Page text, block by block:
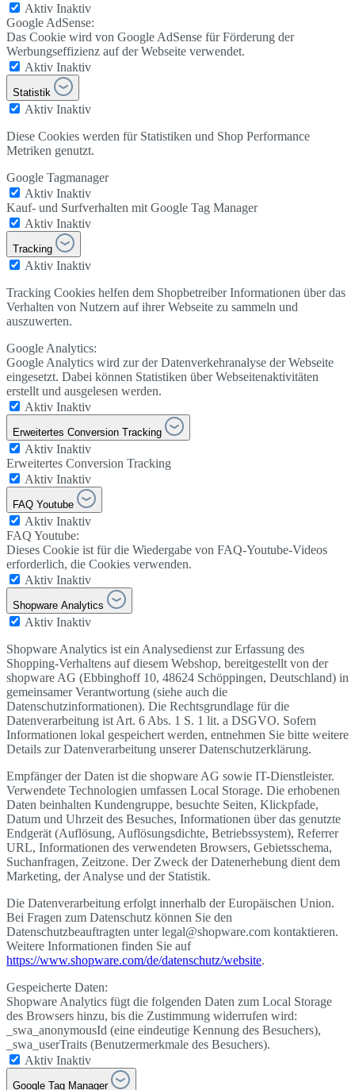
Aktiv Inaktiv
Google AdSense:
Das Cookie wird von Google AdSense für Förderung der
Werbungseffizienz auf der Webseite verwendet.
Aktiv Inaktiv
Statistik
Aktiv Inaktiv
Diese Cookies werden für Statistiken und Shop Performance
Metriken genutzt.
Google Tagmanager
Aktiv Inaktiv
Kauf- und Surfverhalten mit Google Tag Manager
Aktiv Inaktiv
Tracking
Aktiv Inaktiv
Tracking Cookies helfen dem Shopbetreiber Informationen über das
Verhalten von Nutzern auf ihrer Webseite zu sammeln und
auszuwerten.
Google Analytics:
Google Analytics wird zur der Datenverkehranalyse der Webseite
eingesetzt. Dabei können Statistiken über Webseitenaktivitäten
erstellt und ausgelesen werden.
Aktiv Inaktiv
Erweitertes Conversion Tracking
Aktiv Inaktiv
Erweitertes Conversion Tracking
Aktiv Inaktiv
FAQ Youtube
Aktiv Inaktiv
FAQ Youtube:
Dieses Cookie ist für die Wiedergabe von FAQ-Youtube-Videos
erforderlich, die Cookies verwenden.
Aktiv Inaktiv
Shopware Analytics
Aktiv Inaktiv
Shopware Analytics ist ein Analysedienst zur Erfassung des
Shopping-Verhaltens auf diesem Webshop, bereitgestellt von der
shopware AG (Ebbinghoff 10, 48624 Schöppingen, Deutschland) in
gemeinsamer Verantwortung (siehe auch die
Datenschutzinformationen). Die Rechtsgrundlage für die
Datenverarbeitung ist Art. 6 Abs. 1 S. 1 lit. a DSGVO. Sofern
Informationen lokal gespeichert werden, entnehmen Sie bitte weitere
Details zur Datenverarbeitung unserer Datenschutzerklärung.
Empfänger der Daten ist die shopware AG sowie IT-Dienstleister.
Verwendete Technologien umfassen Local Storage. Die erhobenen
Daten beinhalten Kundengruppe, besuchte Seiten, Klickpfade,
Datum und Uhrzeit des Besuches, Informationen über das genutzte
Endgerät (Auflösung, Auflösungsdichte, Betriebssystem), Referrer
URL, Informationen des verwendeten Browsers, Gebietsschema,
Suchanfragen, Zeitzone. Der Zweck der Datenerhebung dient dem
Marketing, der Analyse und der Statistik.
Die Datenverarbeitung erfolgt innerhalb der Europäischen Union.
Bei Fragen zum Datenschutz können Sie den
Datenschutzbeauftragten unter legal@shopware.com kontaktieren.
Weitere Informationen finden Sie auf
https://www.shopware.com/de/datenschutz/website.
Gespeicherte Daten:
Shopware Analytics fügt die folgenden Daten zum Local Storage
des Browsers hinzu, bis die Zustimmung widerrufen wird:
_swa_anonymousId (eine eindeutige Kennung des Besuchers),
_swa_userTraits (Benutzermerkmale des Besuchers).
Aktiv Inaktiv
Google Tag Manager